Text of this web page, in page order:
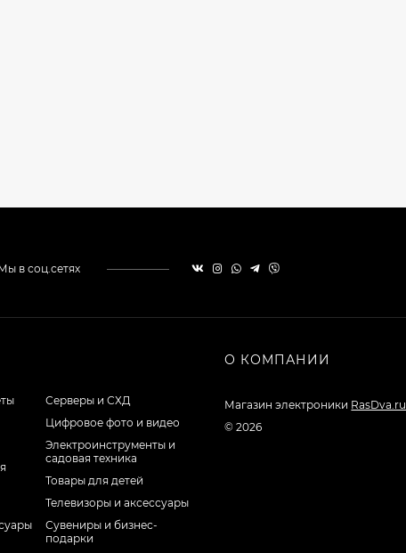
в соц.сетях
Серверы и СХД
Цифровое фото и видео
Электроинструменты и
садовая техника
Товары для детей
Телевизоры и аксессуары
Сувениры и бизнес-
подарки
О КОМПАНИИ
Магазин электроники RasDva.ru
© 2026